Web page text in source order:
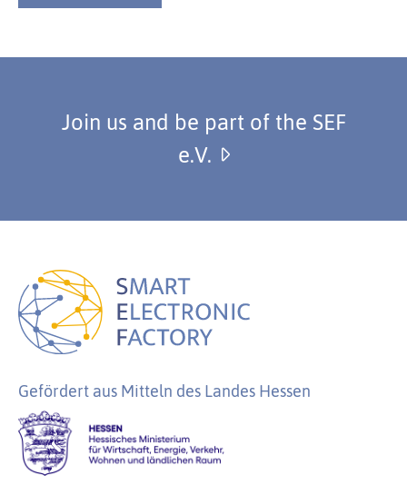
Join us and be part of the SEF
e.V.
Gefördert aus Mitteln des Landes Hessen